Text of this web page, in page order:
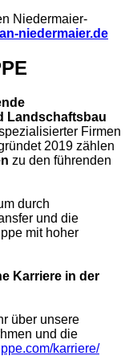
Niedermaier-
niedermaier.de
Landschaftsbau
Firmen
2019 zählen
zu den führenden
durch
und die
mit hoher
Karriere in der
über unsere
und die
karriere/